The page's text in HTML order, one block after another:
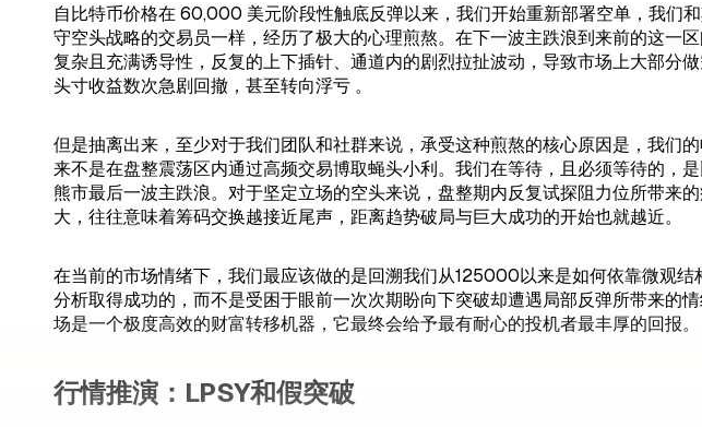
自比特币价格在 60,000 美元阶段性触底反弹以来，我们开始重新部署空单，我们
守空头战略的交易员一样，经历了极大的心理煎熬。在下一波主跌浪到来前的这一
复杂且充满诱导性，反复的上下插针、通道内的剧烈拉扯波动，导致市场上大部分
头寸收益数次急剧回撤，甚至转向浮亏 。
但是抽离出来，至少对于我们团队和社群来说，承受这种煎熬的核心原因是，我们
来不是在盘整震荡区内通过高频交易博取蝇头小利。我们在等待，且必须等待的，
熊市最后一波主跌浪。对于坚定立场的空头来说，盘整期内反复试探阻力位所带来
大，往往意味着筹码交换越接近尾声，距离趋势破局与巨大成功的开始也就越近。
在当前的市场情绪下，我们最应该做的是回溯我们从125000以来是如何依靠微观结
分析取得成功的，而不是受困于眼前一次次期盼向下突破却遭遇局部反弹所带来的
场是一个极度高效的财富转移机器，它最终会给予最有耐心的投机者最丰厚的回报。
行情推演：LPSY和假突破